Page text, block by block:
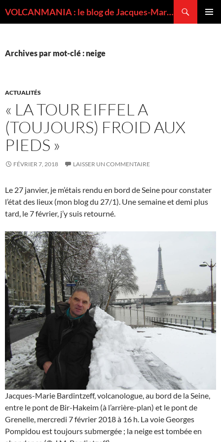
VOLCANMANIA : le blog de Jacques-Marie BARDINTZEFF, volcanologue
Archives par mot-clé : neige
ACTUALITÉS
« LA TOUR EIFFEL A
(TOUJOURS) FROID AUX
PIEDS »
FÉVRIER 7, 2018 LAISSER UN COMMENTAIRE
Le 27 janvier, je m’étais rendu en bord de Seine pour constater
l’état des lieux (mon blog du 27/1). Une semaine et demi plus
tard, le 7 février, j’y suis retourné.
Jacques-Marie Bardintzeff, volcanologue, au bord de la Seine,
entre le pont de Bir-Hakeim (à l’arrière-plan) et le pont de
Grenelle, mercredi 7 février 2018 à 16 h. La voie Georges
Pompidou est toujours submergée ; la neige est tombée en